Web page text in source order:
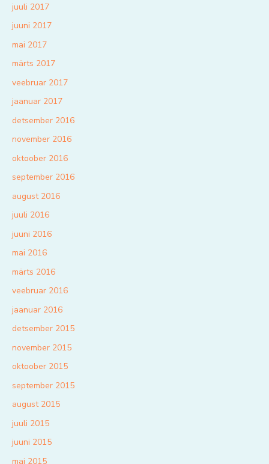
juuli 2017
juuni 2017
mai 2017
märts 2017
veebruar 2017
jaanuar 2017
detsember 2016
november 2016
oktoober 2016
september 2016
august 2016
juuli 2016
juuni 2016
mai 2016
märts 2016
veebruar 2016
jaanuar 2016
detsember 2015
november 2015
oktoober 2015
september 2015
august 2015
juuli 2015
juuni 2015
mai 2015